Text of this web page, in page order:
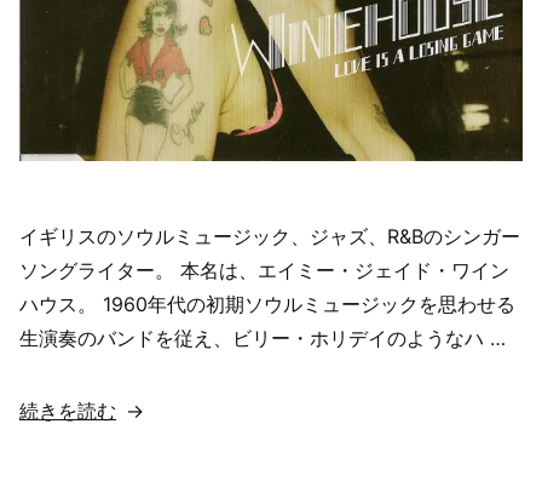
ク
【歌
詞
翻
意
イギリスのソウルミュージック、ジャズ、R&Bのシンガー
ソングライター。 本名は、エイミー・ジェイド・ワイン
ハウス。 1960年代の初期ソウルミュージックを思わせる
生演奏のバンドを従え、ビリー・ホリデイのようなハ …
“【歌
続きを読む